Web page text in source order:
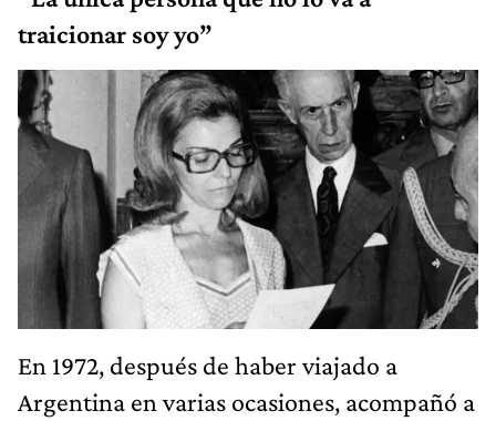
traicionar soy yo”
En 1972, después de haber viajado a
Argentina en varias ocasiones, acompañó a